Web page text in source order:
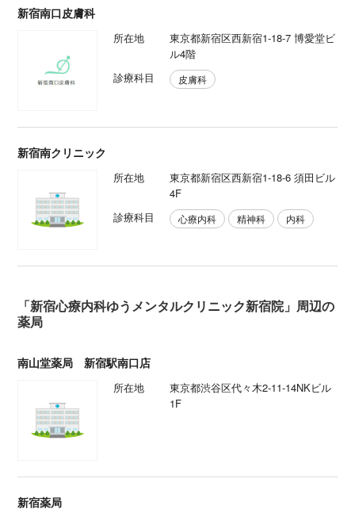
新宿南口皮膚科
所在地
東京都新宿区西新宿1-18-7 博愛堂ビ
ル4階
診療科目
皮膚科
新宿南クリニック
所在地
東京都新宿区西新宿1-18-6 須田ビル
4F
診療科目
心療内科 精神科 内科
「新宿心療内科ゆうメンタルクリニック新宿院」周辺の
薬局
南山堂薬局 新宿駅南口店
所在地
東京都渋谷区代々木2-11-14NKビル
1F
新宿薬局